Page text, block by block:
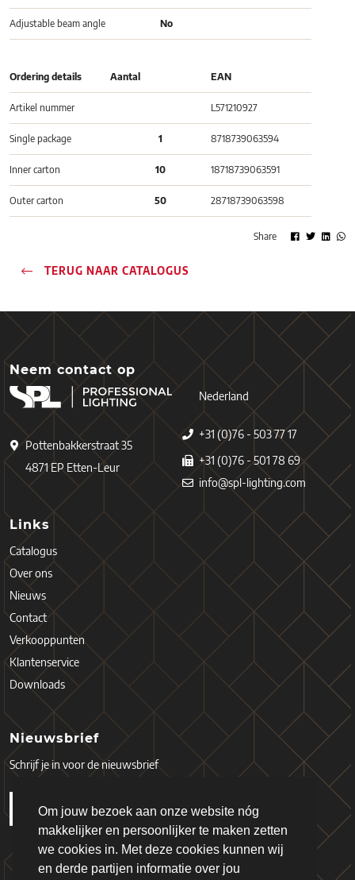
Om jouw bezoek aan onze website nóg
makkelijker en persoonlijker te maken zetten
we cookies in. Met deze cookies kunnen wij
en derde partijen informatie over jou
Adjustable beam angle No
Ordering details Aantal EAN
Artikel nummer L571210927
Single package 1 8718739063594
Inner carton 10 18718739063591
Outer carton 50 28718739063598
Share
TERUG NAAR CATALOGUS
Neem contact op
Pottenbakkerstraat 35
4871 EP Etten-Leur
Nederland
+31 (0)76 - 503 77 17
+31 (0)76 - 501 78 69
info@spl-lighting.com
Links
Catalogus
Over ons
Nieuws
Contact
Verkooppunten
Klantenservice
Downloads
Nieuwsbrief
Schrijf je in voor de nieuwsbrief